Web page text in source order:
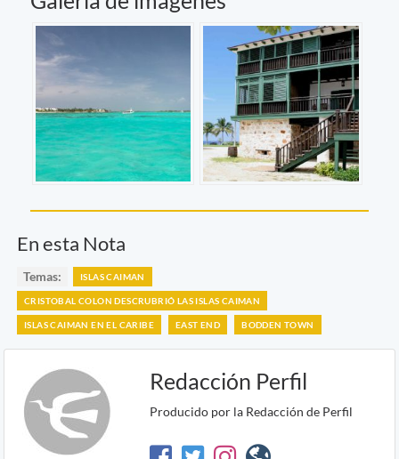
En esta Nota
Temas: ISLAS CAIMAN
CRISTOBAL COLON DESCRUBRIÓ LAS ISLAS CAIMAN
ISLAS CAIMAN EN EL CARIBE EAST END BODDEN TOWN
Redacción Perfil
Producido por la Redacción de Perfil